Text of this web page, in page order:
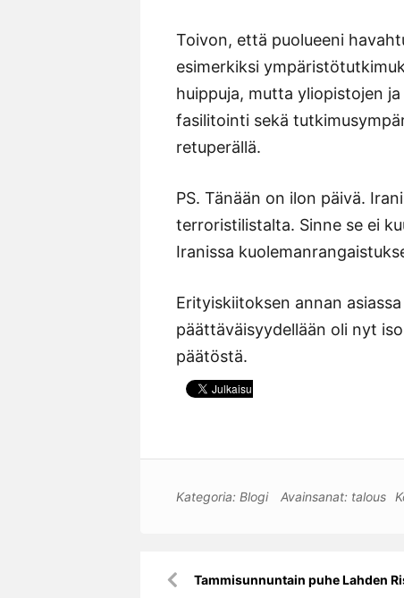
Toivon, että puolueeni
esimerkiksi
huippuja, mutta yliopistojen
fasilitointi sekä
retuperällä.
PS. Tänään on ilon päivä.
terroristilistalta. Sinne se ei
Iranissa
Erityiskiitoksen annan
päättäväisyydellään oli nyt
päätöstä.
Kategoria: Blogi Avainsanat: talous
selausTammisunnuntain puhe Lahden